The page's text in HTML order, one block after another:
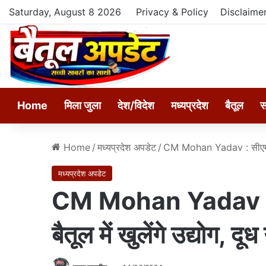
Saturday, August 8 2026 Privacy & Policy
Home मिला जुला देश/विदेश मध्यप्रदेश बैतूल
Home / मध्यप्रदेश अपडेट / CM Mohan Yadav :
मध्यप्रदेश अपडेट
CM Mohan Yadav :
बैतूल में खुलेंगे उद्योग, दूध